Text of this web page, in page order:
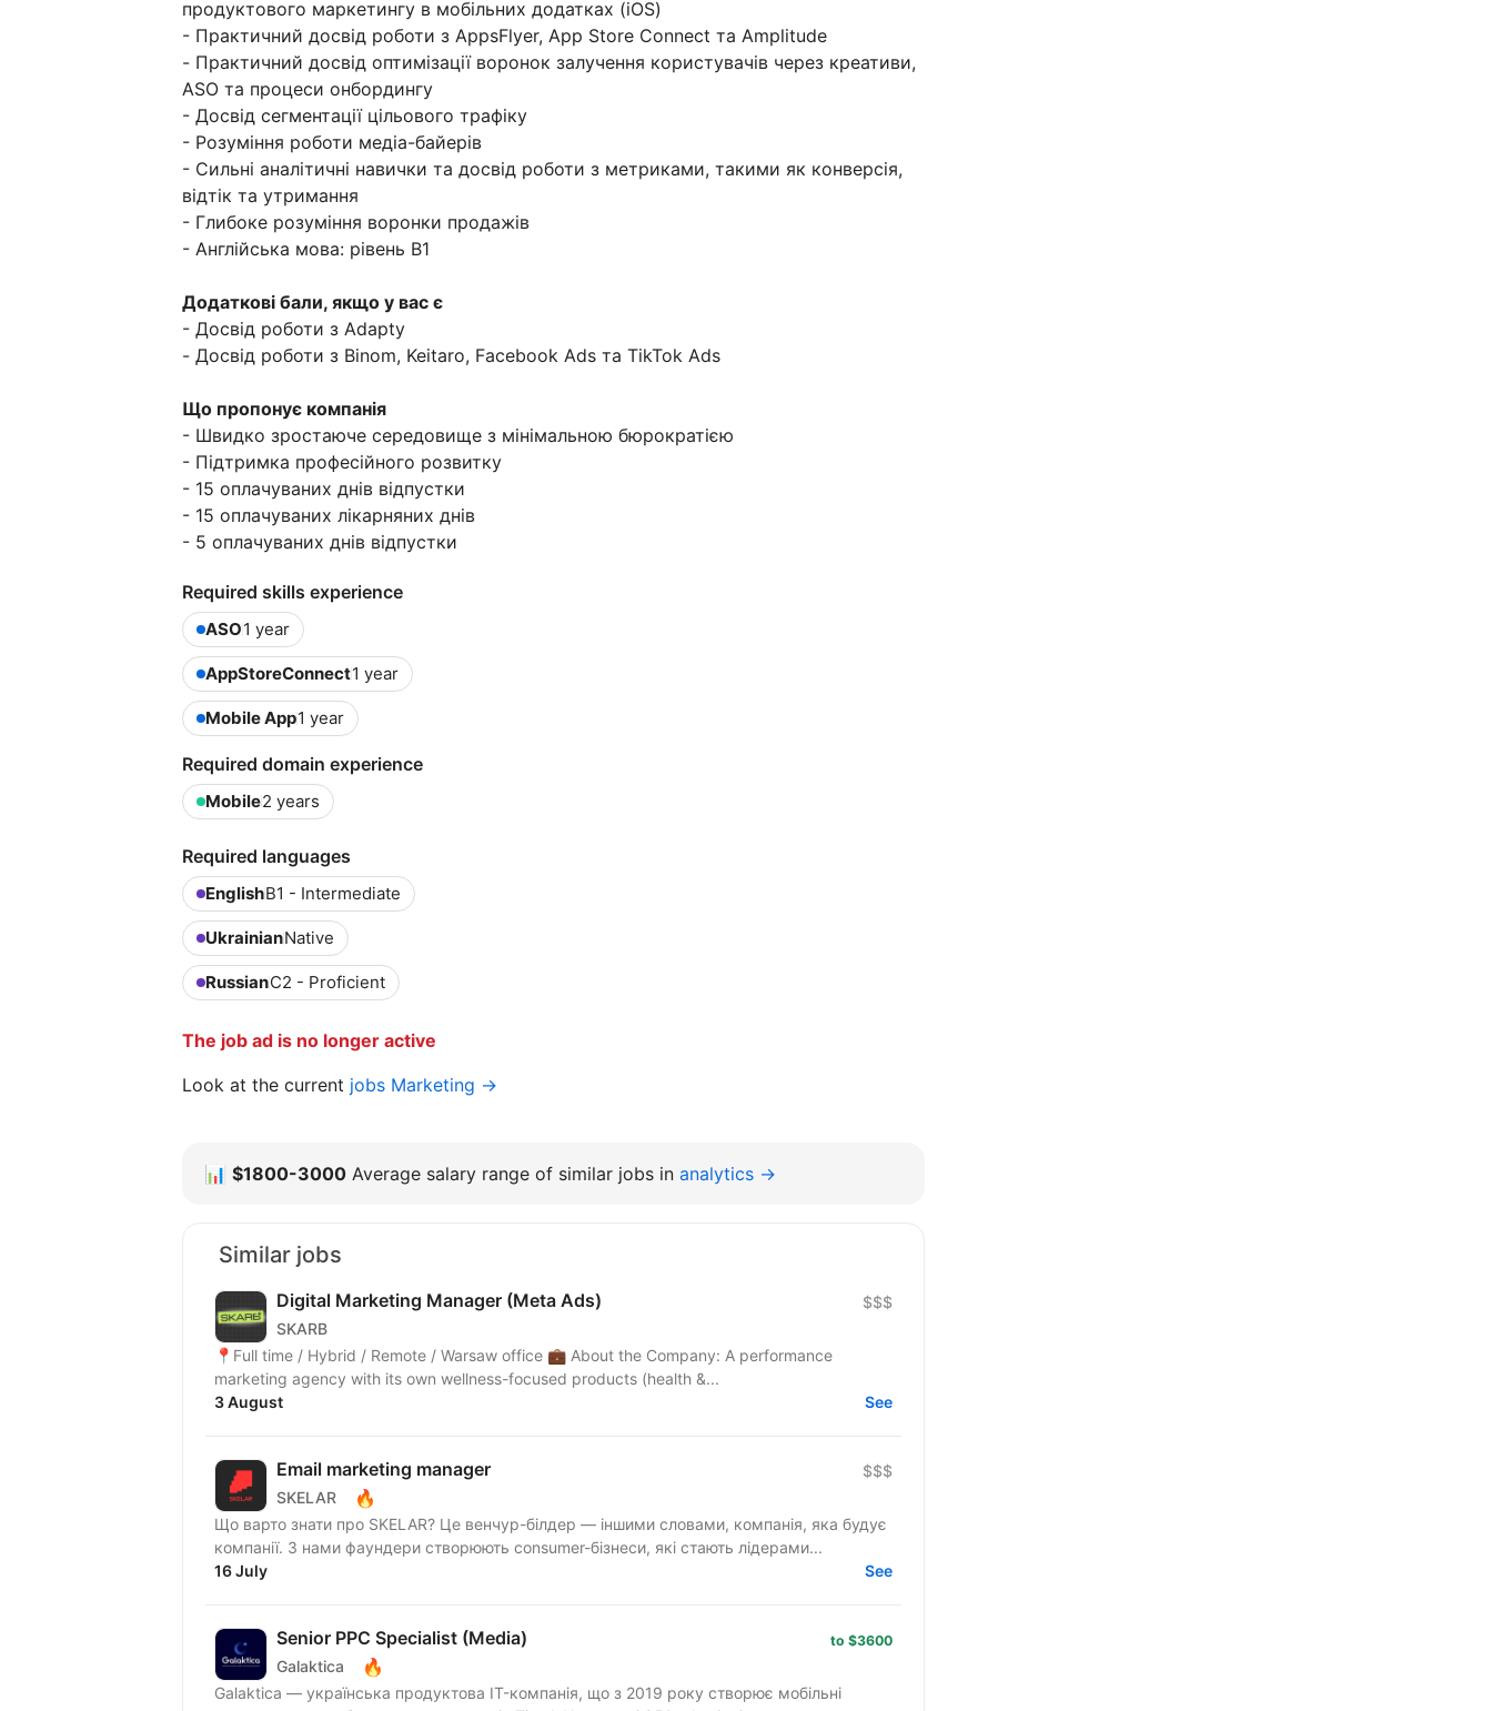
продуктового маркетингу в мобільних додатках (iOS)
- Практичний досвід роботи з AppsFlyer, App Store Connect та Amplitude
- Практичний досвід оптимізації воронок залучення користувачів через креативи,
ASO та процеси онбордингу
- Досвід сегментації цільового трафіку
- Розуміння роботи медіа-байерів
- Сильні аналітичні навички та досвід роботи з метриками, такими як конверсія,
відтік та утримання
- Глибоке розуміння воронки продажів
- Англійська мова: рівень B1
Додаткові бали, якщо у вас є
- Досвід роботи з Adapty
- Досвід роботи з Binom, Keitaro, Facebook Ads та TikTok Ads
Що пропонує компанія
- Швидко зростаюче середовище з мінімальною бюрократією
- Підтримка професійного розвитку
- 15 оплачуваних днів відпустки
- 15 оплачуваних лікарняних днів
- 5 оплачуваних днів відпустки
Required skills experience
ASO1 year
AppStoreConnect1 year
Mobile App1 year
Required domain experience
Mobile2 years
Required languages
EnglishB1 - Intermediate
UkrainianNative
RussianC2 - Proficient
The job ad is no longer active
Look at the current jobs Marketing →
📊 $1800-3000 Average salary range of similar jobs in analytics →
Similar jobs
Digital Marketing Manager (Meta Ads)
SKARB
$$$
📍Full time / Hybrid / Remote / Warsaw office 💼 About the Company: A performance
marketing agency with its own wellness-focused products (health &...
3 August
See
Email marketing manager
SKELAR 🔥
$$$
Що варто знати про SKELAR? Це венчур-білдер — іншими словами, компанія, яка будує
компанії. З нами фаундери створюють consumer-бізнеси, які стають лідерами...
16 July
See
Senior PPC Specialist (Media)
Galaktica 🔥
to $3600
Galaktica — українська продуктова IT-компанія, що з 2019 року створює мобільні